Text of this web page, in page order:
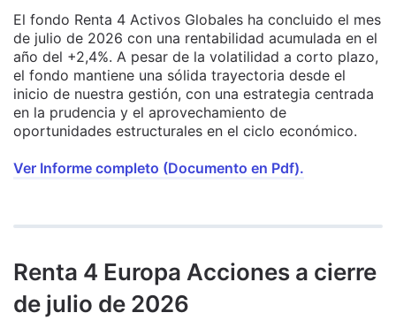
El fondo Renta 4 Activos Globales ha concluido el mes
de julio de 2026 con una rentabilidad acumulada en el
año del +2,4%. A pesar de la volatilidad a corto plazo,
el fondo mantiene una sólida trayectoria desde el
inicio de nuestra gestión, con una estrategia centrada
en la prudencia y el aprovechamiento de
oportunidades estructurales en el ciclo económico.
Ver Informe completo (Documento en Pdf).
Renta 4 Europa Acciones a cierre
de julio de 2026